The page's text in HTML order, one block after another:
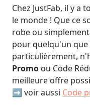
Chez JustFab, il y
le monde ! Que ce
robe ou
pour quelqu'un que
particulièrement,
Promo ou Code
meilleure offre
➡️ voir aussi Code